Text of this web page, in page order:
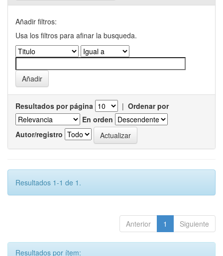
Añadir filtros:
Usa los filtros para afinar la busqueda.
Resultados por página | Ordenar por
En orden
Autor/registro
Resultados 1-1 de 1.
Anterior 1 Siguiente
Resultados por ítem: